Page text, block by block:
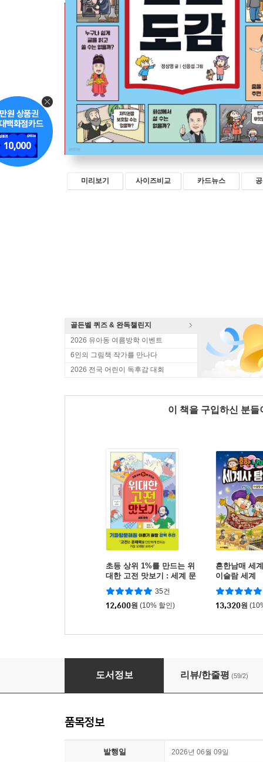
미리보기 사이즈비교 카드뉴스
골든벨 퀴즈 & 완독챌린지
2026 유아동 여름방학 이벤트
6인의 그림책 작가를 만나다
2026 전국 어린이 독후감 대회
이 책을 구입하신 분
초등 상위 1%를 만드는 위
대한 고전 맛보기 : 세계 문
학
35건
12,600원 (10% 할인)
흔한남매 세
이슬람 세계
13,320원
쉽게 읽고 보는 위대한 질문 도감
도서정보 리뷰/한줄평 (59/2)
품목정보
발행일 2026년 06월 09일